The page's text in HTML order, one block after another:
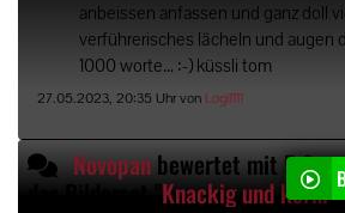
anbeissen anfassen und ganz doll
verführerisches lächeln und augen
1000 worte... :-) küssli tom
27.05.2023, 20:35 Uhr von Logi1111
Novopanbewertet mit 5 Sternen
Knackig und kernig oder?